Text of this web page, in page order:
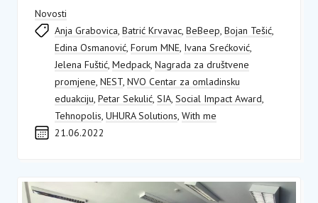
Novosti
Anja Grabovica, Batrić Krvavac, BeBeep, Bojan Tešić,
Edina Osmanović, Forum MNE, Ivana Srećković,
Jelena Fuštić, Medpack, Nagrada za društvene
promjene, NEST, NVO Centar za omladinsku
eduakciju, Petar Sekulić, SIA, Social Impact Award,
Tehnopolis, UHURA Solutions, With me
21.06.2022